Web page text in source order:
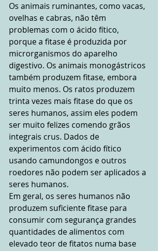
Os animais ruminantes, como vacas,
ovelhas e cabras, não têm
problemas com o ácido fítico,
porque a fitase é produzida por
microrganismos do aparelho
digestivo. Os animais monogástricos
também produzem fitase, embora
muito menos. Os ratos produzem
trinta vezes mais fitase do que os
seres humanos, assim eles podem
ser muito felizes comendo grãos
integrais crus. Dados de
experimentos com ácido fítico
usando camundongos e outros
roedores não podem ser aplicados a
seres humanos.
Em geral, os seres humanos não
produzem suficiente fitase para
consumir com segurança grandes
quantidades de alimentos com
elevado teor de fitatos numa base